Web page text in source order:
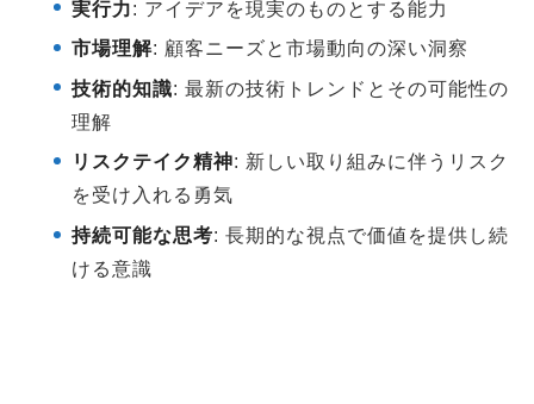
実行力: アイデアを現実のものとする能力
市場理解: 顧客ニーズと市場動向の深い洞察
技術的知識: 最新の技術トレンドとその可能性の
理解
リスクテイク精神: 新しい取り組みに伴うリスク
を受け入れる勇気
持続可能な思考: 長期的な視点で価値を提供し続
ける意識